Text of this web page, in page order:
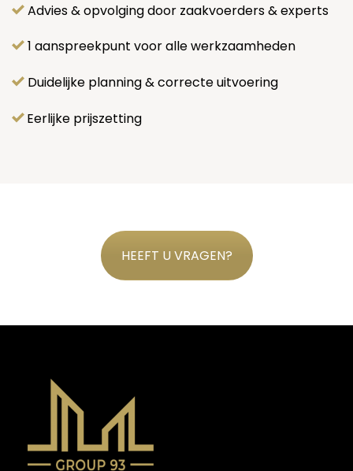
Advies & opvolging door zaakvoerders & experts
1 aanspreekpunt voor alle werkzaamheden
Duidelijke planning & correcte uitvoering
Eerlijke prijszetting
HEEFT U VRAGEN?